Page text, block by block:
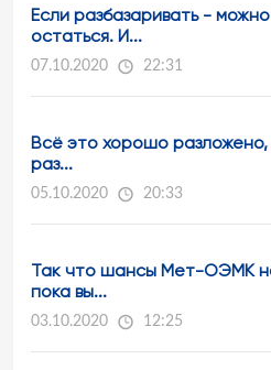
Если разбазаривать -
остаться. И...
07.10.2020 22:31
Всё это хорошо
раз...
05.10.2020 20:33
Так что шансы Мет-ОЭМК
пока вы...
03.10.2020 12:25